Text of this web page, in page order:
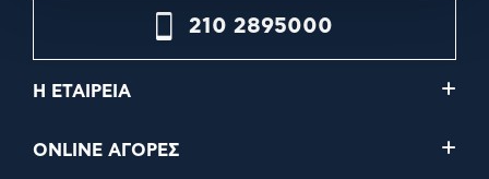
210 2895000
Η ΕΤΑΙΡΕΙΑ
ONLINE ΑΓΟΡΕΣ